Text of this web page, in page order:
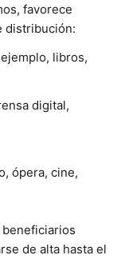
favorece
distribución:
libros,
digital,
ópera, cine,
de alta hasta el